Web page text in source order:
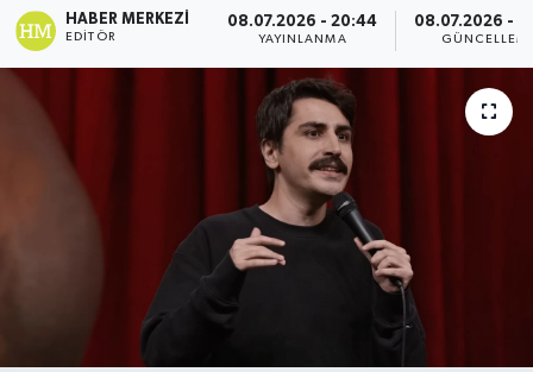
HABER MERKEZI
EDITÖR
08.07.2026 - 20:44
YAYINLANMA
08.07.2026 -